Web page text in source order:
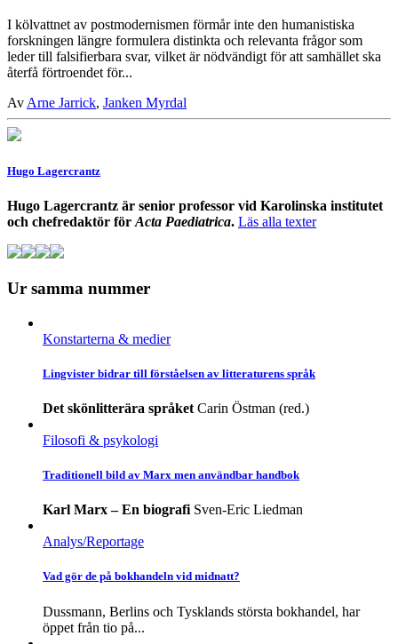
I kölvattnet av postmodernismen förmår inte den humanistiska
forskningen längre formulera distinkta och relevanta frågor som
leder till falsifierbara svar, vilket är nödvändigt för att samhället ska
återfå förtroendet för...
Av Arne Jarrick, Janken Myrdal
Hugo Lagercrantz
Hugo Lagercrantz är senior professor vid Karolinska institutet
och chefredaktör för Acta Paediatrica. Läs alla texter
Ur samma nummer
Konstarterna & medier
Lingvister bidrar till förståelsen av litteraturens språk
Det skönlitterära språket Carin Östman (red.)
Filosofi & psykologi
Traditionell bild av Marx men användbar handbok
Karl Marx – En biografi Sven-Eric Liedman
Analys/Reportage
Vad gör de på bokhandeln vid midnatt?
Dussmann, Berlins och Tysklands största bokhandel, har
öppet från tio på...